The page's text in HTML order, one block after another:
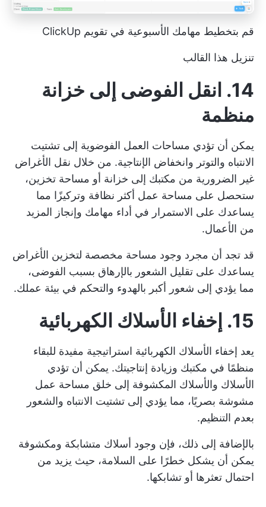
قم بتخطيط مهامك الأسبوعية في تقويم ClickUp
تنزيل هذا القالب
14. انقل الفوضى إلى خزانة
منظمة
يمكن أن تؤدي مساحات العمل الفوضوية إلى تشتيت
الانتباه والتوتر وانخفاض الإنتاجية. من خلال نقل الأغراض
غير الضرورية من مكتبك إلى خزانة أو مساحة تخزين،
ستحصل على مساحة عمل أكثر نظافة وتركيزًا مما
يساعدك على الاستمرار في أداء مهامك وإنجاز المزيد
من الأعمال.
قد تجد أن مجرد وجود مساحة مخصصة لتخزين الأغراض
يساعدك على تقليل الشعور بالإرهاق بسبب الفوضى،
مما يؤدي إلى شعور أكبر بالهدوء والتحكم في بيئة عملك.
15. إخفاء الأسلاك الكهربائية
يعد إخفاء الأسلاك الكهربائية استراتيجية مفيدة للبقاء
منظمًا في مكتبك وزيادة إنتاجيتك. يمكن أن تؤدي
الأسلاك والأسلاك المكشوفة إلى خلق مساحة عمل
مشوشة بصريًا، مما يؤدي إلى تشتيت الانتباه والشعور
بعدم التنظيم.
بالإضافة إلى ذلك، فإن وجود أسلاك متشابكة ومكشوفة
يمكن أن يشكل خطرًا على السلامة، حيث يزيد من
احتمال تعثرها أو تشابكها.